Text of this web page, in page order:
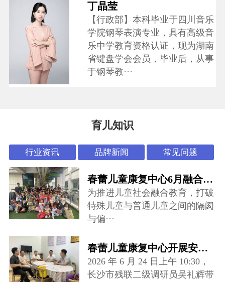
丁晶莹
【行政部】本科毕业于四川音乐
学院钢琴表演专业，具有高级音
乐中学教育资格认证，现为湖南
省键盘学会会员，毕业后，从事
于钢琴教···
育儿知识
行业资讯 品牌新闻 常见问题
春蕾儿童康复中心6月融合活动：“怪可爱市集”开张啦~
为推进儿童社会融合教育，打破
特殊儿童与普通儿童之间的隔阂
与偏···
春蕾儿童康复中心开展安全专项督导检查
2026 年 6 月 24 日上午 10:30，
长沙市残联二级调研员吴礼辉带